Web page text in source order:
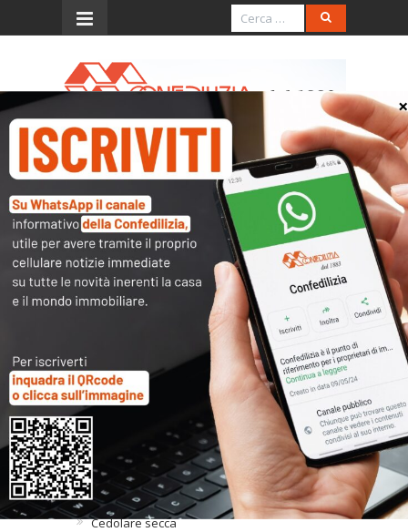
Menu
Fisco e casa
Leggi
〉 Fisco
FISCO
Imu e Tari
Quadro agevolazioni fiscali
Cedolare secca